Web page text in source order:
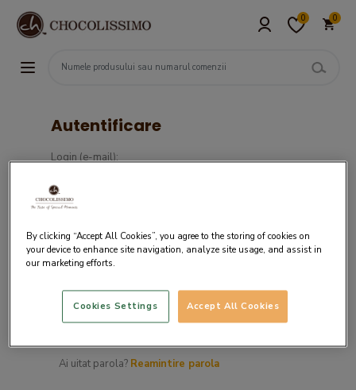
0 0
Autentificare
Login (e-mail):
Ai uitat parola? Reamintire parola
By clicking “Accept All Cookies”, you agree to the storing of cookies on
your device to enhance site navigation, analyze site usage, and assist in
our marketing efforts.
Accept All Cookies
Cookies Settings